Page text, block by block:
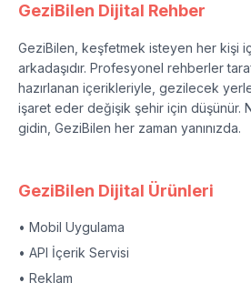
GeziBilen Dijital Rehber
GeziBilen, keşfetmek isteyen her kişi
arkadaşıdır. Profesyonel rehberler
hazırlanan içerikleriyle, gezilecek
işaret eder değişik şehir için düşünür.
gidin, GeziBilen her zaman yanınızda.
GeziBilen Dijital Ürünleri
• Mobil Uygulama
• API İçerik Servisi
• Reklam